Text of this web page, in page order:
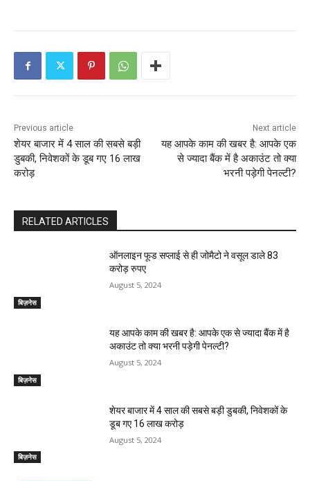
n
u
R
d
g
Previous article
शेयर बाजार में 4 साल की सबसे बड़ी
डुबकी, निवेशकों के डूब गए 16 लाख
करोड़
Next article
यह आपके काम की खबर है: आपके एक
से ज्यादा बैंक में है अकाउंट तो क्या
भरनी पड़ेगी पेनल्टी?
RELATED ARTICLES
बिज़नेस
ऑनलाइन फूड सप्‍लाई से ही जोमैटो ने वसूल डाले 83
करोड़ रुपए
August 5, 2024
बिज़नेस
यह आपके काम की खबर है: आपके एक से ज्यादा बैंक में है
अकाउंट तो क्या भरनी पड़ेगी पेनल्टी?
August 5, 2024
बिज़नेस
शेयर बाजार में 4 साल की सबसे बड़ी डुबकी, निवेशकों के
डूब गए 16 लाख करोड़
August 5, 2024